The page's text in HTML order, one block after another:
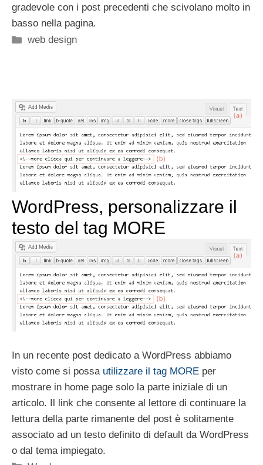
gradevole con i post precedenti che scivolano molto in
basso nella pagina.
Categorie
web design
WordPress, personalizzare il
testo del tag MORE
In un recente post dedicato a WordPress abbiamo
visto come si possa utilizzare il tag MORE per
mostrare in home page solo la parte iniziale di un
articolo. Il link che consente al lettore di continuare la
lettura della parte rimanente del post è solitamente
associato ad un testo definito di default da WordPress
o dal tema impiegato.